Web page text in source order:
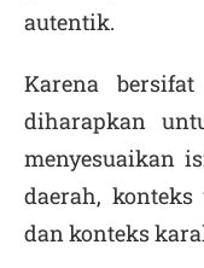
autentik.
Karena
diharapkan
menyesuaikan
daerah,
dan konteks